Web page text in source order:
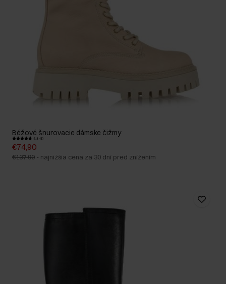
Béžové šnurovacie dámske čižmy
4.8 (5)
€74,90
€137,90 - najnižšia cena za 30 dní pred znížením